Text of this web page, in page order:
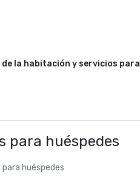
la habitación y servicios para
para huéspedes
huéspedes